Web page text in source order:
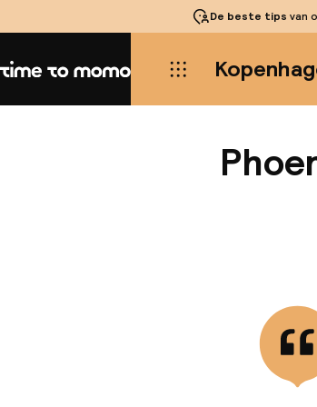
De beste tips van
Home